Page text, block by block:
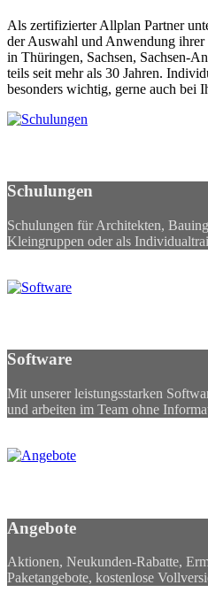
Als zertifizierter Allplan Partner
der Auswahl und Anwendung
in Thüringen, Sachsen, Sachsen-
teils seit mehr als 30 Jahren.
besonders wichtig, gerne auch bei
Schulungen
Schulungen für Architekten,
Kleingruppen oder als
Software
Mit unserer leistungsstarken
und arbeiten im Team ohne
Angebote
Aktionen, Neukunden-Rabatte,
Paketangebote, kostenlose